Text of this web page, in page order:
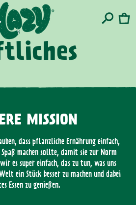
MISSION
dass pflanzliche Ernährung einfach,
machen sollte, damit sie zur Norm
es super einfach, das zu tun, was uns
ein Stück besser zu machen und dabei
Essen zu genießen.